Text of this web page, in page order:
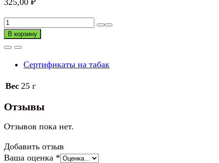
Количество
товара
Сертификат
BLUE
В корзину
Сертификаты на табак
Вес 25 г
Отзывы
Отзывов пока нет.
Добавить отзыв
Ваша оценка *